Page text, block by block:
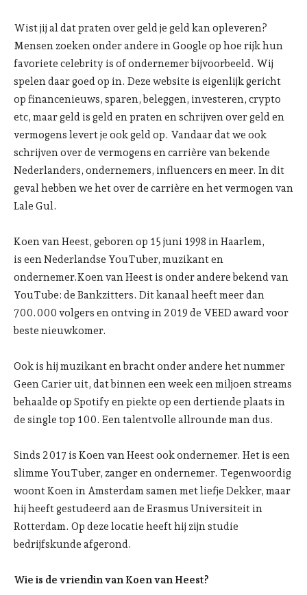
Wist jij al dat praten over geld je geld kan opleveren?
Mensen zoeken onder andere in Google op hoe rijk hun
favoriete celebrity is of ondernemer bijvoorbeeld. Wij
spelen daar goed op in. Deze website is eigenlijk gericht
op financenieuws, sparen, beleggen, investeren, crypto
etc, maar geld is geld en praten en schrijven over geld en
vermogens levert je ook geld op. Vandaar dat we ook
schrijven over de vermogens en carrière van bekende
Nederlanders, ondernemers, influencers en meer. In dit
geval hebben we het over de carrière en het vermogen van
Lale Gul.
Koen van Heest, geboren op 15 juni 1998 in Haarlem,
is een Nederlandse YouTuber, muzikant en
ondernemer.Koen van Heest is onder andere bekend van
YouTube: de Bankzitters. Dit kanaal heeft meer dan
700.000 volgers en ontving in 2019 de VEED award voor
beste nieuwkomer.
Ook is hij muzikant en bracht onder andere het nummer
Geen Carier uit, dat binnen een week een miljoen streams
behaalde op Spotify en piekte op een dertiende plaats in
de single top 100. Een talentvolle allrounde man dus.
Sinds 2017 is Koen van Heest ook ondernemer. Het is een
slimme YouTuber, zanger en ondernemer. Tegenwoordig
woont Koen in Amsterdam samen met liefje Dekker, maar
hij heeft gestudeerd aan de Erasmus Universiteit in
Rotterdam. Op deze locatie heeft hij zijn studie
bedrijfskunde afgerond.
Wie is de vriendin van Koen van Heest?